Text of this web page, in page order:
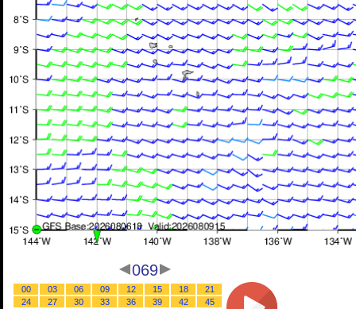
069
00 03 06 09 12 15 18
21
24
27 30 33 36 39 42
45